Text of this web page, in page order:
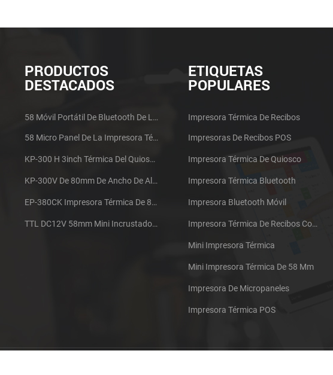
PRODUCTOS
DESTACADOS
58 Móvil Portátil De Bluetooth De La Impresora Térmica De PTP-II
58 Micro Panel De La Impresora Térmica De Recibos CSN-A1
KP-300 H 3inch Térmica Del Quiosco De La Impresora Módulo De
KP-300V De 80mm De Ancho De Alta Velocidad De La Impresora Térmica Del Quiosco
EP-380CK Impresora Térmica De 80 Mm Con Bloqueo De La Tapa
TTL DC12V 58mm Mini Incrustado Taxi De La Impresora Térmica De Recibos
ETIQUETAS
POPULARES
Impresora Térmica De Recibos
Impresoras De Recibos POS
Impresora Térmica De Quiosco
Impresora Térmica Bluetooth
Impresora Bluetooth Móvil
Impresora Térmica De Recibos Con Micropanel.
Mini Impresora Térmica
Mini Impresora Térmica De 58 Mm
Impresora De Micropaneles
Impresora Térmica POS